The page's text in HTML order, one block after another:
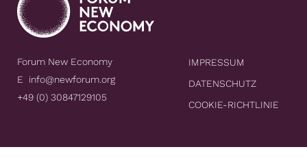
Forum New Economy
E info@newforum.org
+49 (0) 30847129105
IMPRESSUM
DATENSCHUTZ
COOKIE-RICHTLINIE